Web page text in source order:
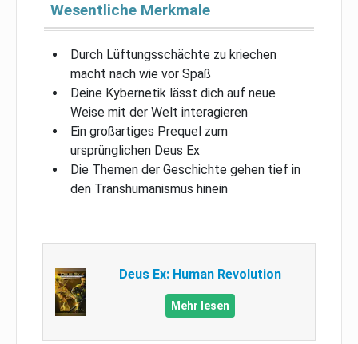
Wesentliche Merkmale
Durch Lüftungsschächte zu kriechen
macht nach wie vor Spaß
Deine Kybernetik lässt dich auf neue
Weise mit der Welt interagieren
Ein großartiges Prequel zum
ursprünglichen Deus Ex
Die Themen der Geschichte gehen tief in
den Transhumanismus hinein
Deus Ex: Human Revolution
Mehr lesen